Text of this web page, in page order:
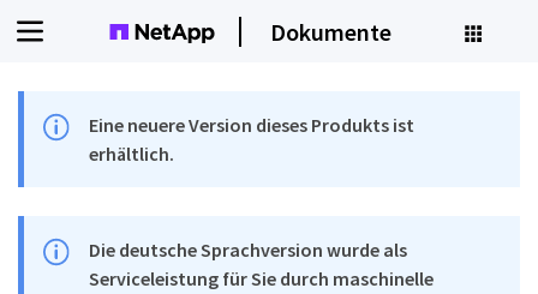
Dokumente
Eine neuere Version dieses Produkts ist
erhältlich.
Die deutsche Sprachversion wurde als
Serviceleistung für Sie durch maschinelle